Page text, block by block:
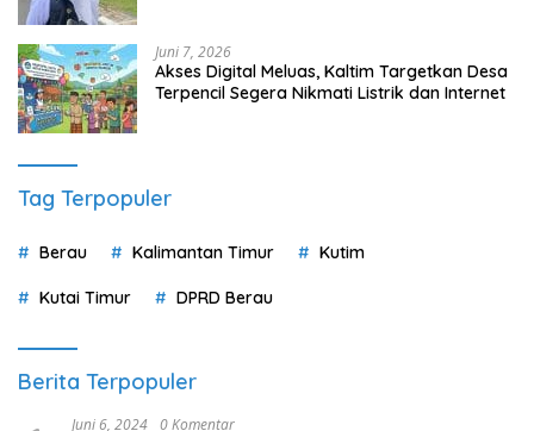
Juni 7, 2026
Akses Digital Meluas, Kaltim Targetkan Desa
Terpencil Segera Nikmati Listrik dan Internet
Tag Terpopuler
Berau Kalimantan Timur Kutim
Kutai Timur DPRD Berau
Berita Terpopuler
Juni 6, 2024 0 Komentar